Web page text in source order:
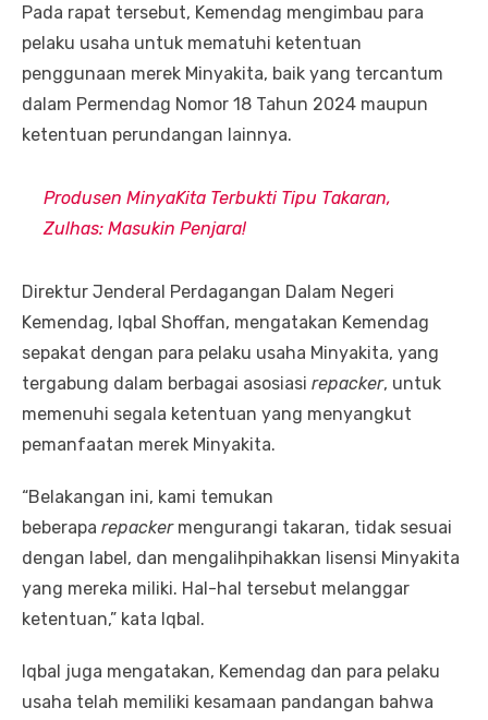
Pada rapat tersebut, Kemendag mengimbau para
pelaku usaha untuk mematuhi ketentuan
penggunaan merek Minyakita, baik yang tercantum
dalam Permendag Nomor 18 Tahun 2024 maupun
ketentuan perundangan lainnya.
Produsen MinyaKita Terbukti Tipu Takaran,
Zulhas: Masukin Penjara!
Direktur Jenderal Perdagangan Dalam Negeri
Kemendag, Iqbal Shoffan, mengatakan Kemendag
sepakat dengan para pelaku usaha Minyakita, yang
tergabung dalam berbagai asosiasi repacker, untuk
memenuhi segala ketentuan yang menyangkut
pemanfaatan merek Minyakita.
“Belakangan ini, kami temukan
beberapa repackermengurangi takaran, tidak sesuai
dengan label, dan mengalihpihakkan lisensi Minyakita
yang mereka miliki. Hal-hal tersebut melanggar
ketentuan,” kata Iqbal.
Iqbal juga mengatakan, Kemendag dan para pelaku
usaha telah memiliki kesamaan pandangan bahwa